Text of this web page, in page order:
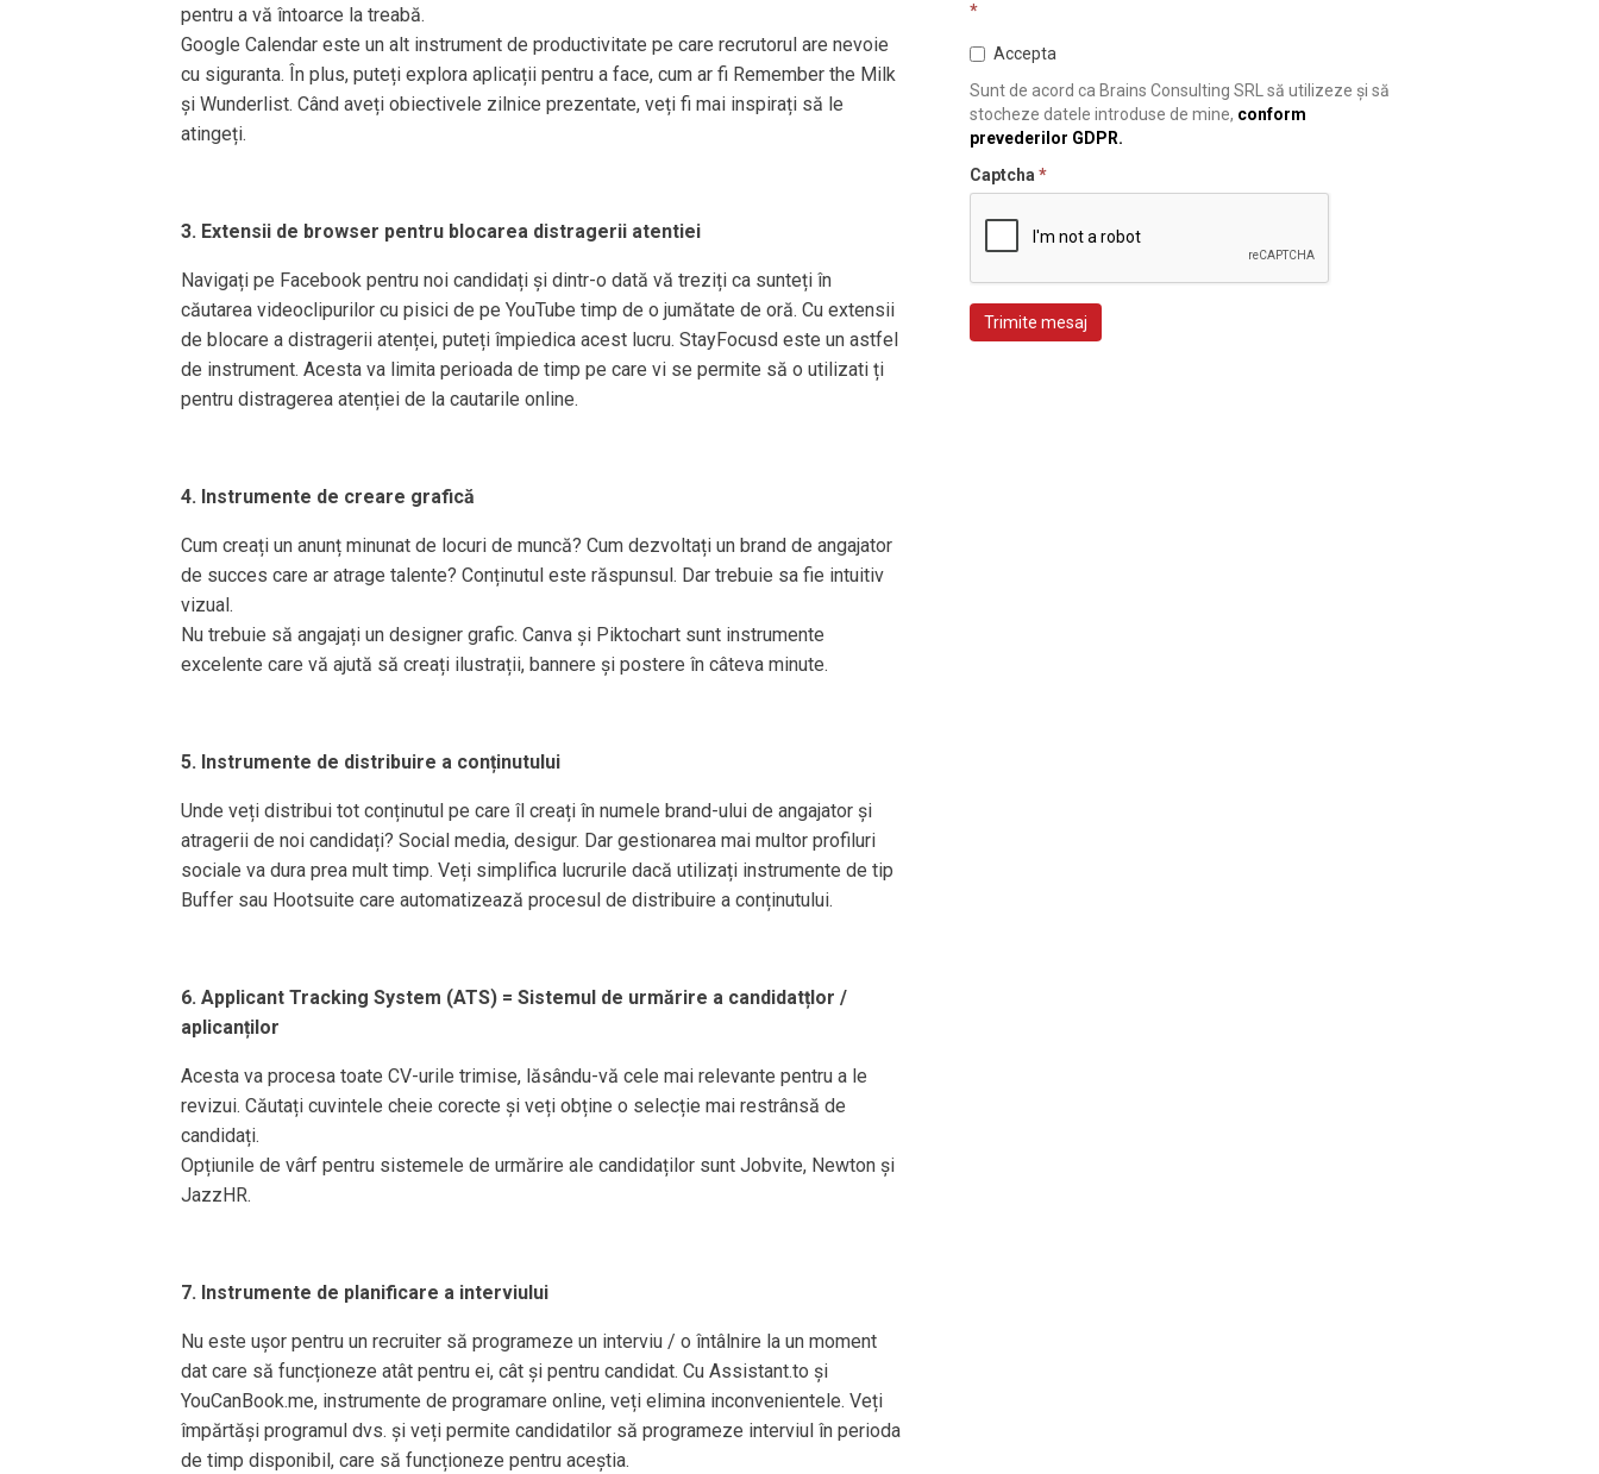
pentru a vă întoarce la treabă.
Google Calendar este un alt instrument de productivitate pe care recrutorul are nevoie
cu siguranta. În plus, puteți explora aplicații pentru a face, cum ar fi Remember the Milk
și Wunderlist. Când aveți obiectivele zilnice prezentate, veți fi mai inspirați să le
atingeți.
3. Extensii de browser pentru blocarea distragerii atentiei
Navigați pe Facebook pentru noi candidați și dintr-o dată vă treziți ca sunteți în
căutarea videoclipurilor cu pisici de pe YouTube timp de o jumătate de oră. Cu extensii
de blocare a distragerii atenței, puteți împiedica acest lucru. StayFocusd este un astfel
de instrument. Acesta va limita perioada de timp pe care vi se permite să o utilizati ți
pentru distragerea atenției de la cautarile online.
4. Instrumente de creare grafică
Cum creați un anunț minunat de locuri de muncă? Cum dezvoltați un brand de angajator
de succes care ar atrage talente? Conținutul este răspunsul. Dar trebuie sa fie intuitiv
vizual.
Nu trebuie să angajați un designer grafic. Canva și Piktochart sunt instrumente
excelente care vă ajută să creați ilustrații, bannere și postere în câteva minute.
5. Instrumente de distribuire a conținutului
Unde veți distribui tot conținutul pe care îl creați în numele brand-ului de angajator și
atragerii de noi candidați? Social media, desigur. Dar gestionarea mai multor profiluri
sociale va dura prea mult timp. Veți simplifica lucrurile dacă utilizați instrumente de tip
Buffer sau Hootsuite care automatizează procesul de distribuire a conținutului.
6. Applicant Tracking System (ATS) = Sistemul de urmărire a candidatțlor /
aplicanților
Acesta va procesa toate CV-urile trimise, lăsându-vă cele mai relevante pentru a le
revizui. Căutați cuvintele cheie corecte și veți obține o selecție mai restrânsă de
candidați.
Opțiunile de vârf pentru sistemele de urmărire ale candidaților sunt Jobvite, Newton și
JazzHR.
7. Instrumente de planificare a interviului
Nu este ușor pentru un recruiter să programeze un interviu / o întâlnire la un moment
dat care să funcționeze atât pentru ei, cât și pentru candidat. Cu Assistant.to și
YouCanBook.me, instrumente de programare online, veți elimina inconvenientele. Veți
împărtăși programul dvs. și veți permite candidatilor să programeze interviul în perioda
de timp disponibil, care să funcționeze pentru aceștia.
*
Accepta
Sunt de acord ca Brains Consulting SRL să utilizeze și să
stocheze datele introduse de mine, conform
prevederilor GDPR.
Captcha *
Trimite mesaj